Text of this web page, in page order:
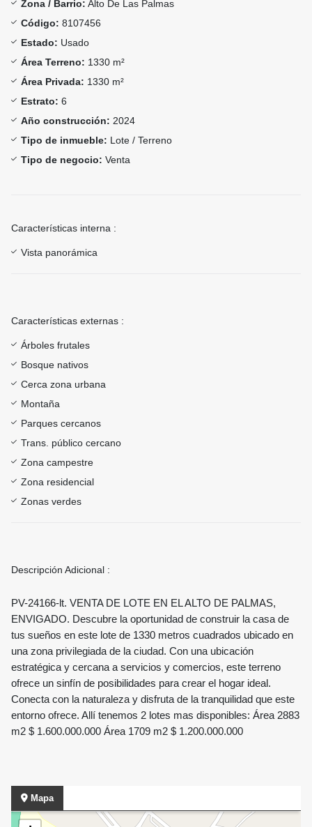
Zona / Barrio: Alto De Las Palmas
Código: 8107456
Estado: Usado
Área Terreno: 1330 m²
Área Privada: 1330 m²
Estrato: 6
Año construcción: 2024
Tipo de inmueble: Lote / Terreno
Tipo de negocio: Venta
Características interna :
Vista panorámica
Características externas :
Árboles frutales
Bosque nativos
Cerca zona urbana
Montaña
Parques cercanos
Trans. público cercano
Zona campestre
Zona residencial
Zonas verdes
Descripción Adicional :
PV-24166-lt. VENTA DE LOTE EN EL ALTO DE PALMAS,
ENVIGADO. Descubre la oportunidad de construir la casa de
tus sueños en este lote de 1330 metros cuadrados ubicado en
una zona privilegiada de la ciudad. Con una ubicación
estratégica y cercana a servicios y comercios, este terreno
ofrece un sinfín de posibilidades para crear el hogar ideal.
Conecta con la naturaleza y disfruta de la tranquilidad que este
entorno ofrece. Allí tenemos 2 lotes mas disponibles: Área 2883
m2 $ 1.600.000.000 Área 1709 m2 $ 1.200.000.000
Mapa